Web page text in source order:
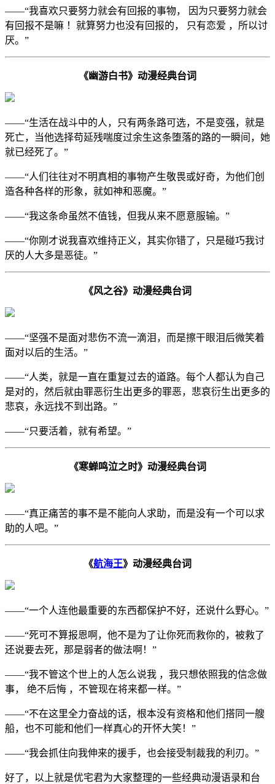
——“我喜欢只要努力就会有回报的事物， 因为只要努力就会
有回报不是嘛 ！就算努力也没有回报的， 只有恋爱 ，所以讨
厌。”
《幽游白书》动漫经典台词
——“生活在战斗中的人，只有两条路可选，不是变强，就是
死亡，当他选择苟延残喘度过余生这条堕落的路的一瞬间，她
就已经死了。”
——“人们往往对不明真相的事物产生敬畏或好奇，为他们创
造各种各样的形象，就如神和恶魔。”
——“我这条命虽然不值钱，但我从来不愿意服输。”
——“你刚才说我喜欢维持正义，其实你错了，只是碰巧我讨
厌的人大多是恶徒。”
《风之谷》动漫经典台词
——“坚强不是面对悲伤不流一滴泪，而是擦干眼泪后微笑着
面对以后的生活。”
——“人类，就是一直在重复过去的道路。每个人都认为自己
是对的，然后就由罪恶衍生出更多的罪恶，悲哀衍生出更多的
悲哀，永远找不到出路。”
——“只要活着，就有希望。”
《寒蝉鸣泣之时》动漫经典台词
——“真正痛苦的事不是不能向人求助，而是没有一个可以求
助的人吧。”
《航海王》动漫经典台词
——“一个人连他最重要的东西都保护不好，还说什么野心。”
——“死可不算报恩啊，他不是为了让你死而救你的，被救了
还说要去死，那是弱者的做法啊！”
——“我不管这个世上的人怎么说我 ，我只想依照我的信念做
事， 绝不后悔 ，不管现在将来都一样。”
——“不在这里全力奋战的话，根本没有资格和他们搭同一艘
船，也不可能和他们一样真心的开怀大笑！”
——“我会抓住向我伸来的援手，也会接受制裁我的利刃。”
好了，以上就是优宅君为大家整理的一些经典动漫语录和台